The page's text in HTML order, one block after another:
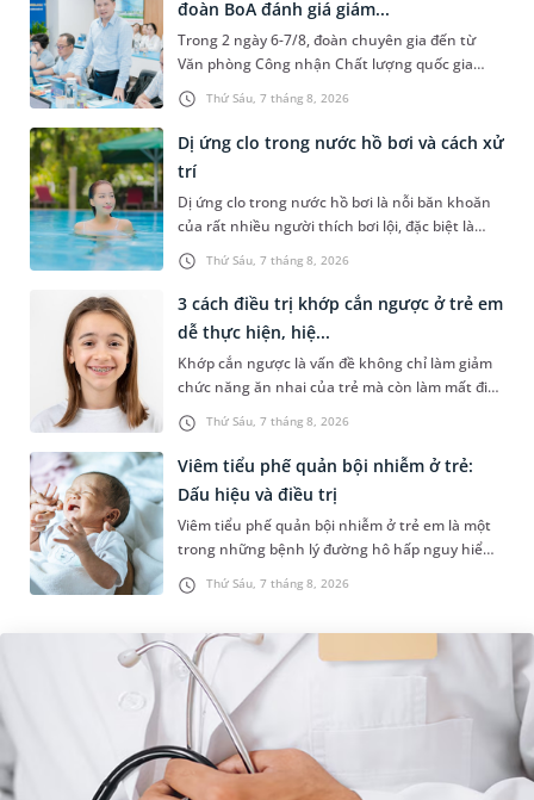
Thứ Sáu, 7 tháng 8, 2026
đoàn BoA đánh giá giám...
Trong 2 ngày 6-7/8, đoàn chuyên gia đến từ
Văn phòng Công nhận Chất lượng quốc gia
(BoA) đã ghi nhận và đánh giá cao nỗ lực duy trì
hệ thống quản lý chất lượ...
Thứ Sáu, 7 tháng 8, 2026
Dị ứng clo trong nước hồ bơi và cách xử
trí
Dị ứng clo trong nước hồ bơi là nỗi băn khoăn
của rất nhiều người thích bơi lội, đặc biệt là
những trường hợp thường xuyên bơi ở những
hồ bơi nhân tạo. Bài v...
Thứ Sáu, 7 tháng 8, 2026
3 cách điều trị khớp cắn ngược ở trẻ em
dễ thực hiện, hiệ...
Khớp cắn ngược là vấn đề không chỉ làm giảm
chức năng ăn nhai của trẻ mà còn làm mất đi
sự cân đối của khuôn mặt. Do đó, cần khắc
phục sớm tình trạng này để...
Thứ Sáu, 7 tháng 8, 2026
Viêm tiểu phế quản bội nhiễm ở trẻ:
Dấu hiệu và điều trị
Viêm tiểu phế quản bội nhiễm ở trẻ em là một
trong những bệnh lý đường hô hấp nguy hiểm,
thường bùng phát vào thời điểm giao mùa. Khi
những tổn thương ban đầ...